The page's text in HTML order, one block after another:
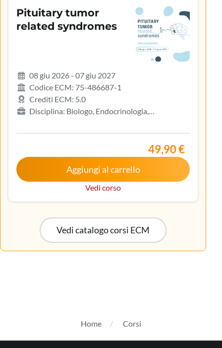
Pituitary tumor
related syndromes
08 giu 2026 - 07 giu 2027
Codice ECM: 75-486687-1
Crediti ECM: 5.0
Disciplina: Biologo, Endocrinologia,
ostetricia, Infermiere, Infermiere pediatrico,
Iscritto nell’elenco speciale ad esaurimento,
Malattie metaboliche e diabetologia, Medicina
interna, Oncologia, Pediatria, Pediatria (Pediatri di
libera scelta), Tecnico sanitario di radiologia medica
49,90 €
Aggiungi al carrello
Vedi corso
Vedi catalogo corsi ECM
Home Corsi